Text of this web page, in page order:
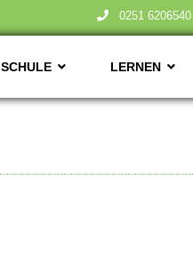
0251 6206540
SCHULE LERNEN